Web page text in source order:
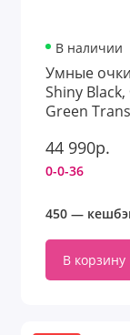
В наличии
Умные
Shiny
Green
44 990р.
0-0-36
450 —
В корзину